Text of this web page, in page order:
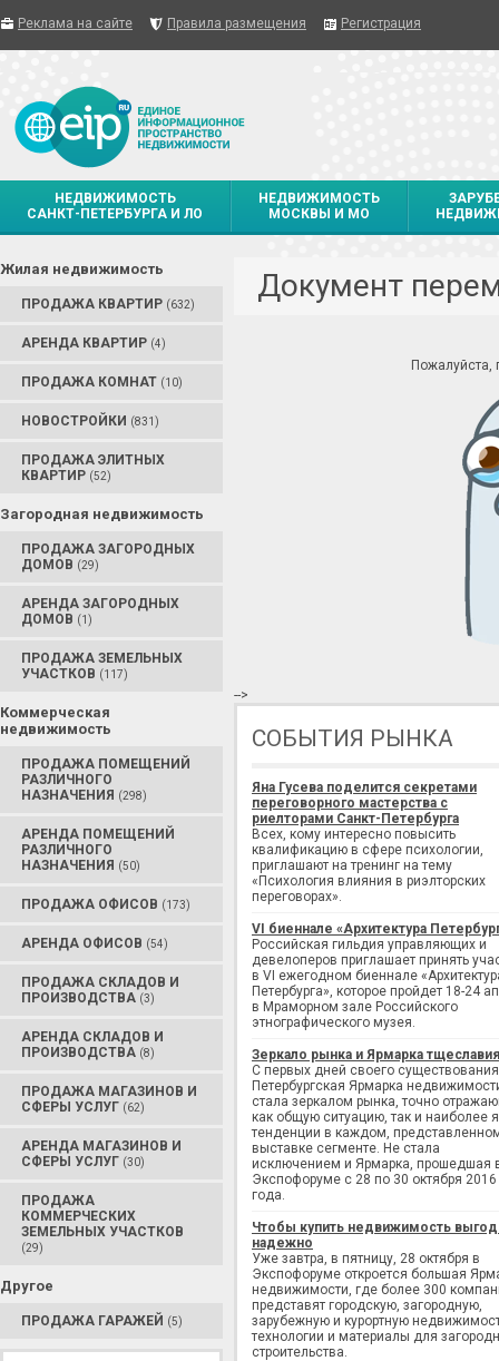
Реклама на сайте Правила размещения Регистрация
НЕДВИЖИМОСТЬ
САНКТ-ПЕТЕРБУРГА И ЛО
НЕДВИЖИМОСТЬ
МОСКВЫ И МО
Жилая недвижимость
ПРОДАЖА КВАРТИР (632)
АРЕНДА КВАРТИР (4)
ПРОДАЖА КОМНАТ (10)
НОВОСТРОЙКИ (831)
ПРОДАЖА ЭЛИТНЫХ
КВАРТИР (52)
Загородная недвижимость
ПРОДАЖА ЗАГОРОДНЫХ
ДОМОВ (29)
АРЕНДА ЗАГОРОДНЫХ
ДОМОВ (1)
ПРОДАЖА ЗЕМЕЛЬНЫХ
УЧАСТКОВ (117)
Коммерческая
недвижимость
ПРОДАЖА ПОМЕЩЕНИЙ
РАЗЛИЧНОГО
НАЗНАЧЕНИЯ (298)
АРЕНДА ПОМЕЩЕНИЙ
РАЗЛИЧНОГО
НАЗНАЧЕНИЯ (50)
ПРОДАЖА ОФИСОВ (173)
АРЕНДА ОФИСОВ (54)
ПРОДАЖА СКЛАДОВ И
ПРОИЗВОДСТВА (3)
АРЕНДА СКЛАДОВ И
ПРОИЗВОДСТВА (8)
ПРОДАЖА МАГАЗИНОВ И
СФЕРЫ УСЛУГ (62)
АРЕНДА МАГАЗИНОВ И
СФЕРЫ УСЛУГ (30)
ПРОДАЖА
КОММЕРЧЕСКИХ
ЗЕМЕЛЬНЫХ УЧАСТКОВ
(29)
Другое
ПРОДАЖА ГАРАЖЕЙ (5)
Документ
Пожалуйста,
-->
СОБЫТИЯ РЫНКА
Яна Гусева поделится секретами
переговорного мастерства с
риелторами Санкт-Петербурга
Всех, кому интересно повысить
квалификацию в сфере психологии,
приглашают на тренинг на тему
«Психология влияния в риэлторских
переговорах».
VI биеннале «Архитектура
Российская гильдия управляющих и
девелоперов приглашает принять
в VI ежегодном биеннале
Петербурга», которое пройдет 18-24
в Мраморном зале Российского
этнографического музея.
Зеркало рынка и Ярмарка тщеславия
С первых дней своего существования
Петербургская Ярмарка
стала зеркалом рынка, точно
как общую ситуацию, так и наиболее
тенденции в каждом,
выставке сегменте. Не стала
исключением и Ярмарка, прошедшая
Экспофоруме с 28 по 30 октября 2016
года.
Чтобы купить недвижимость
надежно
Уже завтра, в пятницу, 28 октября в
Экспофоруме откроется большая
недвижимости, где более 300
представят городскую, загородную,
зарубежную и курортную
технологии и материалы для
строительства.